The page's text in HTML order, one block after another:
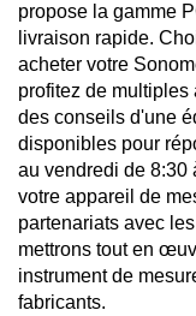
propose la gamme
livraison rapide.
acheter votre
profitez de
des conseils d'une
disponibles pour
au vendredi de 8:30
votre appareil de
partenariats avec
mettrons tout en
instrument de
fabricants.